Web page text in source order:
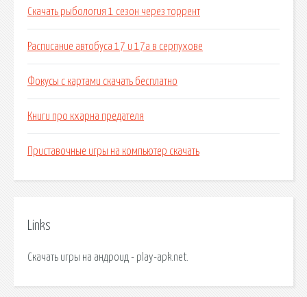
Скачать рыбология 1 сезон через торрент
Расписание автобуса 17 и 17а в серпухове
Фокусы с картами скачать бесплатно
Книги про кхарна предателя
Приставочные игры на компьютер скачать
Links
Скачать игры на андроид - play-apk.net.